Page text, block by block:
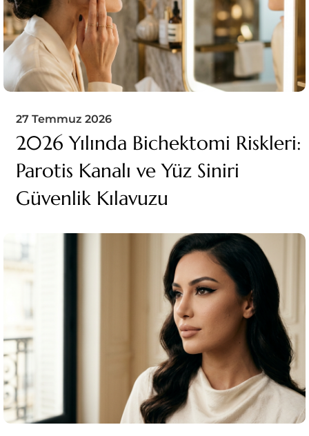
27 Temmuz 2026
2026 Yılında Bichektomi Riskleri:
Parotis Kanalı ve Yüz Siniri
Güvenlik Kılavuzu